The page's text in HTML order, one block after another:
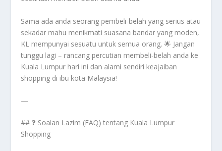
Sama ada anda seorang pembeli-belah yang serius atau
sekadar mahu menikmati suasana bandar yang moden,
KL mempunyai sesuatu untuk semua orang. 🌟 Jangan
tunggu lagi – rancang percutian membeli-belah anda ke
Kuala Lumpur hari ini dan alami sendiri keajaiban
shopping di ibu kota Malaysia!
—
## ❓ Soalan Lazim (FAQ) tentang Kuala Lumpur
Shopping